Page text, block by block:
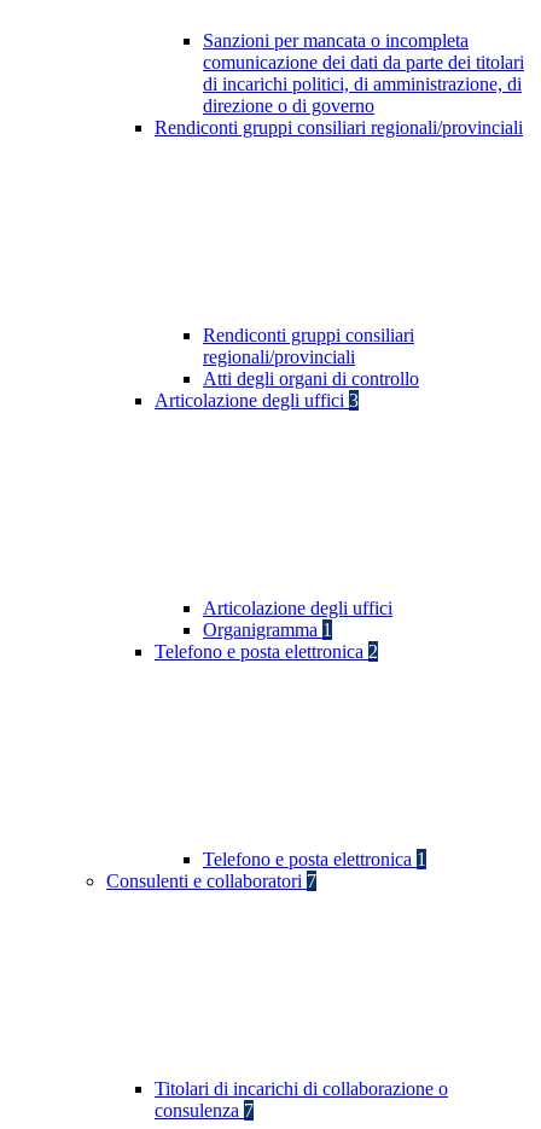
Sanzioni per mancata o incompleta
comunicazione dei dati da parte dei titolari
di incarichi politici, di amministrazione, di
direzione o di governo
Rendiconti gruppi consiliari regionali/provinciali
Rendiconti gruppi consiliari
regionali/provinciali
Atti degli organi di controllo
Articolazione degli uffici 3
Articolazione degli uffici
Organigramma 1
Telefono e posta elettronica 2
Telefono e posta elettronica 1
Consulenti e collaboratori 7
Titolari di incarichi di collaborazione o
consulenza 7